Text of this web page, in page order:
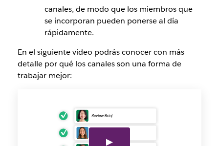
canales, de modo que los miembros que
se incorporan pueden ponerse al día
rápidamente.
En el siguiente video podrás conocer con más
detalle por qué los canales son una forma de
trabajar mejor: